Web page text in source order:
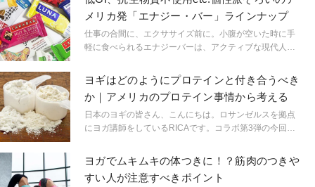
メリカ発「エナジー・バー」ラインナップ
仕事の合間に、エクササイズ前に。小腹が空いた時に手
軽に食べられるエナジーバーは、アクティブな現代人の
ます。栄養価が高く、持続的なエネルギーをサポートし
てくれるばかりではなく、食べて美味しく、手に取って
もおしゃれ。スポーツ産業が盛んなアメリカでは、近年
の健康ブームや人々の食への関心の高まりもあり、実に
さまざまなエナジーバーが誕生しています。今回はアメ
してみましょう。
ヨギはどのようにプロテインと付き合うべき
か｜アメリカのプロテイン事情から考える
日本のヨギの皆さん、こんにちは。ロサンゼルスを拠点
にヨガ講師をしているRICAです。コラボ第3弾の今回
日本でもプロテインがブームになっていると聞いていま
す。ということで、今回はヨギとプロテインというテー
マでお話しできたらと思います。
ヨガでムキムキの体つきに！？筋肉のつきや
すい人が注意すべきポイント